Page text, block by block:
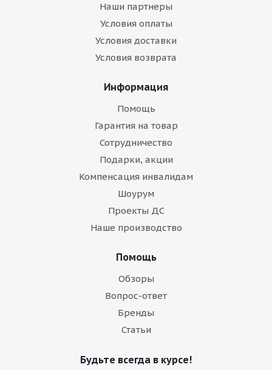
Наши партнеры
Условия оплаты
Условия доставки
Условия возврата
Информация
Помощь
Гарантия на товар
Сотрудничество
Подарки, акции
Компенсация инвалидам
Шоурум
Проекты ДС
Наше производство
Помощь
Обзоры
Вопрос-ответ
Бренды
Статьи
Будьте всегда в курсе!